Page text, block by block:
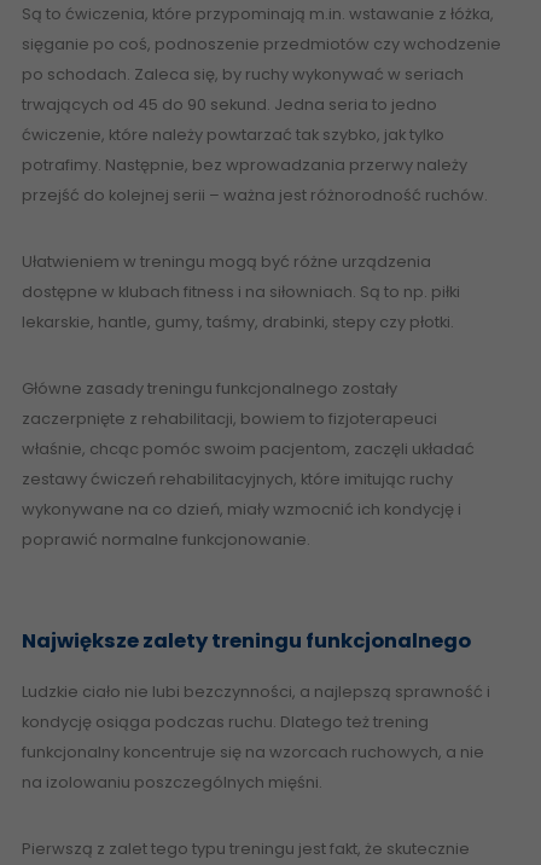
Są to ćwiczenia, które przypominają m.in. wstawanie z łóżka,
sięganie po coś, podnoszenie przedmiotów czy wchodzenie
po schodach. Zaleca się, by ruchy wykonywać w seriach
trwających od 45 do 90 sekund. Jedna seria to jedno
ćwiczenie, które należy powtarzać tak szybko, jak tylko
potrafimy. Następnie, bez wprowadzania przerwy należy
przejść do kolejnej serii – ważna jest różnorodność ruchów.
Ułatwieniem w treningu mogą być różne urządzenia
dostępne w klubach fitness i na siłowniach. Są to np. piłki
lekarskie, hantle, gumy, taśmy, drabinki, stepy czy płotki.
Główne zasady treningu funkcjonalnego zostały
zaczerpnięte z rehabilitacji, bowiem to fizjoterapeuci
właśnie, chcąc pomóc swoim pacjentom, zaczęli układać
zestawy ćwiczeń rehabilitacyjnych, które imitując ruchy
wykonywane na co dzień, miały wzmocnić ich kondycję i
poprawić normalne funkcjonowanie.
Największe zalety treningu funkcjonalnego
Ludzkie ciało nie lubi bezczynności, a najlepszą sprawność i
kondycję osiąga podczas ruchu. Dlatego też trening
funkcjonalny koncentruje się na wzorcach ruchowych, a nie
na izolowaniu poszczególnych mięśni.
Pierwszą z zalet tego typu treningu jest fakt, że skutecznie